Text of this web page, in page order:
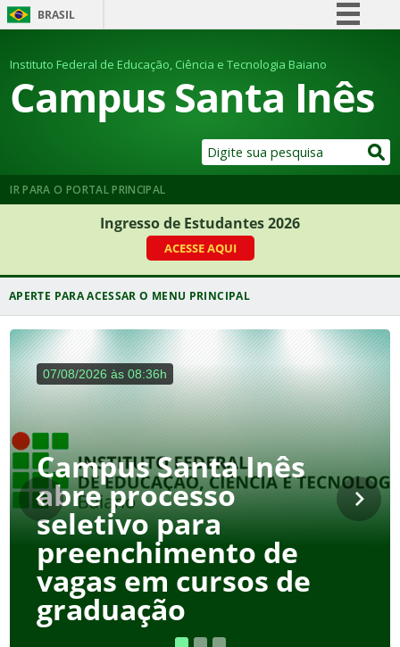
BRASIL
Comunica BR
Participe
Legislação
Instituto Federal de Educação, Ciência e Tecnologia Baiano
Campus Santa Inês
IR PARA O PORTAL PRINCIPAL
Ingresso de Estudantes 2026
ACESSE AQUI
07/08/2026 às 08:36h
Campus Santa Inês
abre processo
seletivo para
preenchimento de
vagas em cursos de
graduação
Campus Santa Inês
publica retificação do
Edital nº 21/2026 e
divulga resultado
final das vagas
remanescentes do
Auxílio Transporte da
Graduação